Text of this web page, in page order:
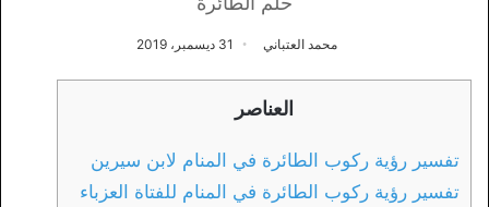
محمد العتباني 31 ديسمبر، 2019
العناصر
تفسير رؤية ركوب الطائرة في المنام لابن سيرين
تفسير رؤية ركوب الطائرة في المنام للفتاة العزباء